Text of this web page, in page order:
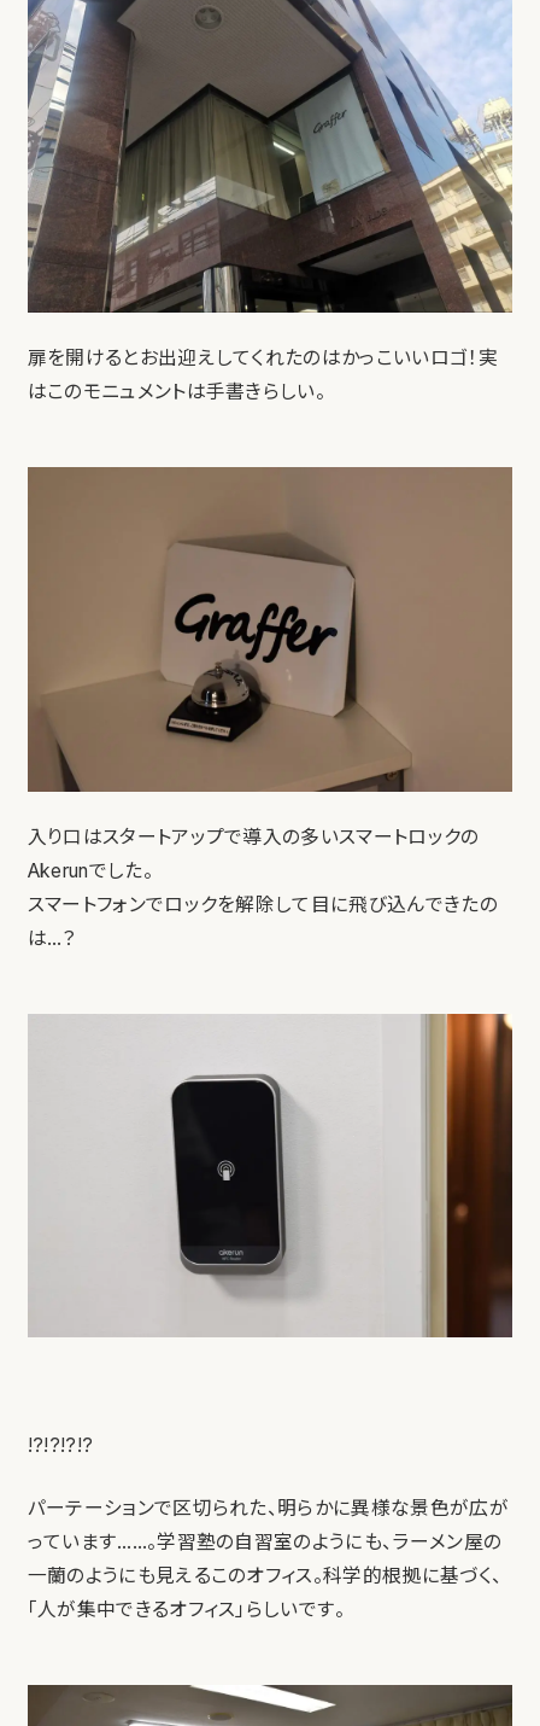
扉を開けるとお出迎えしてくれたのはかっこいいロゴ！実
はこのモニュメントは手書きらしい。
入り口はスタートアップで導入の多いスマートロックの
Akerunでした。
スマートフォンでロックを解除して目に飛び込んできたの
は…？
!?!?!?!?
パーテーションで区切られた、明らかに異様な景色が広が
っています……。学習塾の自習室のようにも、ラーメン屋の
一蘭のようにも見えるこのオフィス。科学的根拠に基づく、
「人が集中できるオフィス」らしいです。